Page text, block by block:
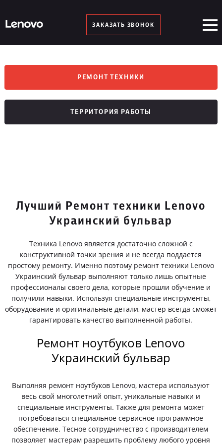
ЗАКАЗАТЬ ЗВОНОК
РЕМОНТ ТЕХНИКИ
ТЕРРИТОРИЯ РАБОТЫ
Лучший Ремонт техники Lenovo
Украинский бульвар
Техника Lenovo является достаточно сложной с
конструктивной точки зрения и не всегда поддается
простому ремонту. Именно поэтому ремонт техники Lenovo
Украинский бульвар выполняют только лишь опытные
профессионалы своего дела, которые прошли обучение и
получили навыки. Используя специальные инструменты,
оборудование и оригинальные детали, мастер всегда сможет
гарантировать качество выполненной работы.
Ремонт ноутбуков Lenovo
Украинский бульвар
Выполняя ремонт ноутбуков Lenovo, мастера используют
весь свой многолетний опыт, уникальные навыки и
специальные инструменты. Также для ремонта может
потребоваться специальное сервисное программное
обеспечение. Тесное сотрудничество с производителем
позволяет мастерам разрешить проблему любого уровня